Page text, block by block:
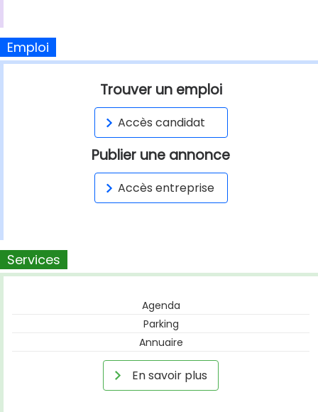
Emploi
Trouver un emploi
Accès candidat
Publier une annonce
Accès entreprise
Services
Agenda
Parking
Annuaire
En savoir plus